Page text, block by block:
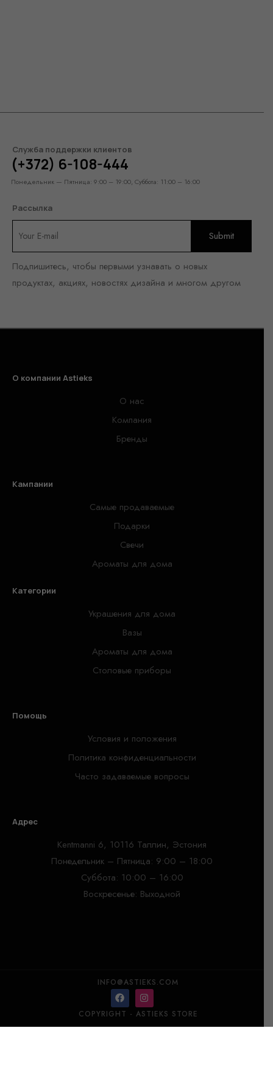
Служба поддержки клиентов
(+372) 6-108-444
Понедельник — Пятница: 9:00 – 19:00, Суббота: 11:00 – 16:00
Рассылка
Подпишитесь, чтобы первыми узнавать о новых
продуктах, акциях, новостях дизайна и многом другом
О компании Astieks
О нас
Компания
Бренды
Кампании
Самые продаваемые
Подарки
Свечи
Ароматы для дома
Категории
Украшения для дома
Вазы
Ароматы для дома
Столовые приборы
Помощь
Условия и положения
Политика конфиденциальности
Часто задаваемые вопросы
Адрес
Kentmanni 6, 10116 Таллин, Эстония
Понедельник – Пятница: 9:00 – 18:00
Суббота: 10:00 – 16:00
Воскресенье: Выходной
INFO@ASTIEKS.COM
COPYRIGHT - ASTIEKS STORE